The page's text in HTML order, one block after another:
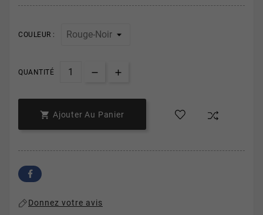
COULEUR :
QUANTITÉ
 Ajouter Au Panier
Donnez votre avis